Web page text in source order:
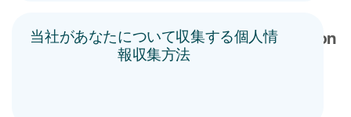
当社があなたについて収集する個人情
報収集方法